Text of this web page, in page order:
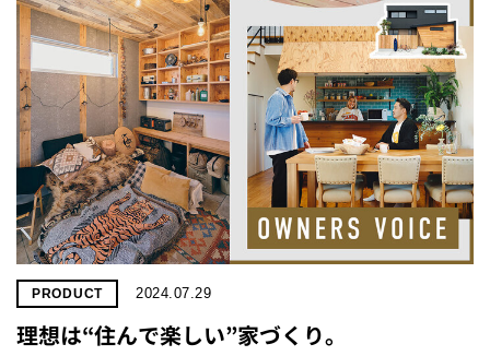
PRODUCT 2024.07.29
理想は“住んで楽しい”家づくり。